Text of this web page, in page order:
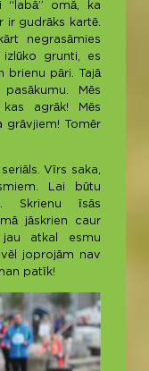
omā, ka
ir gudrāks kartē.
negrasāmies
grunti, es
brienu pāri. Tajā
Mēs
agrāk! Mēs
Tomēr
Vīrs saka,
Lai būtu
Skrienu īsās
jāskrien caur
atkal esmu
vēl joprojām nav
patīk!